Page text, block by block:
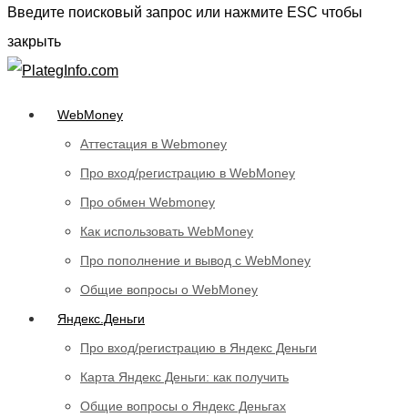
Введите поисковый запрос или нажмите ESC чтобы
закрыть
WebMoney
Аттестация в Webmoney
Про вход/регистрацию в WebMoney
Про обмен Webmoney
Как использовать WebMoney
Про пополнение и вывод с WebMoney
Общие вопросы о WebMoney
Яндекс.Деньги
Про вход/регистрацию в Яндекс Деньги
Карта Яндекс Деньги: как получить
Общие вопросы о Яндекс Деньгах